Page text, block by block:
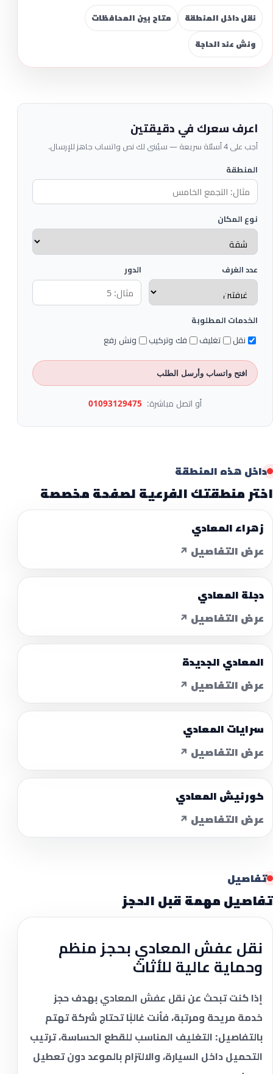
نقل داخل المنطقة متاح بين المحافظات
ونش عند الحاجة
اعرف سعرك في دقيقتين
أجب على 4 أسئلة سريعة — سيُبنى لك نص واتساب جاهز للإرسال.
المنطقة
نوع المكان
عدد الغرف الدور
الخدمات المطلوبة
نقل تغليف فك وتركيب ونش رفع
افتح واتساب وأرسل الطلب
أو اتصل مباشرة: 01093129475
داخل هذه المنطقة
اختر منطقتك الفرعية لصفحة مخصصة
زهراء المعادي
عرض التفاصيل ↗
دجلة المعادي
عرض التفاصيل ↗
المعادي الجديدة
عرض التفاصيل ↗
سرايات المعادي
عرض التفاصيل ↗
كورنيش المعادي
عرض التفاصيل ↗
تفاصيل
تفاصيل مهمة قبل الحجز
نقل عفش المعادي بحجز منظم
وحماية عالية للأثاث
إذا كنت تبحث عن نقل عفش المعادي بهدف حجز
خدمة مريحة ومرتبة، فأنت غالبًا تحتاج شركة تهتم
بالتفاصيل: التغليف المناسب للقطع الحساسة، ترتيب
التحميل داخل السيارة، والالتزام بالموعد دون تعطيل